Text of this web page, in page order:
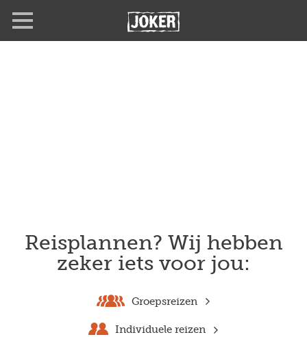
Reisplannen? Wij hebben
zeker iets voor jou:
Groepsreizen
Individuele reizen